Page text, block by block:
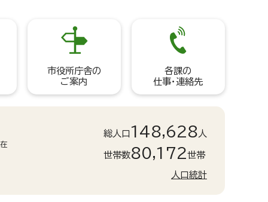
市役所庁舎の
ご案内
各課の
仕事・連絡先
総人口 148,628 人
世帯数80,172世帯
人口統計